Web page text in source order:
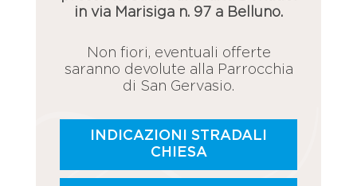
in via Marisiga n. 97 a Belluno.
Non fiori, eventuali offerte
saranno devolute alla Parrocchia
di San Gervasio.
INDICAZIONI STRADALI
CHIESA